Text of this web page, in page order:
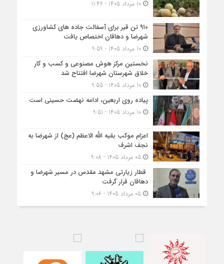
10 مرداد 1405 - 11:46
۹۱۰ تن قیر برای آسفالت جاده های کشاورزی
شهرضا و دهاقان اختصاص یافت
10 مرداد 1405 - 9:59
نخستین مرکز هوش مصنوعی و کسب‌ و کار
خلاق شهرستان شهرضا افتتاح شد
10 مرداد 1405 - 9:55
پیاده روی اربعین، ادامه نهضت حسینی است
10 مرداد 1405 - 9:51
اعزام موکب بقیه الله الاعظم (عج) از شهرضا به
نجف اشرف
05 مرداد 1405 - 9:08
قطار زیارتی مشهد مقدس در مسیر شهرضا و
دهاقان قرار گرفت
05 مرداد 1405 - 9:06